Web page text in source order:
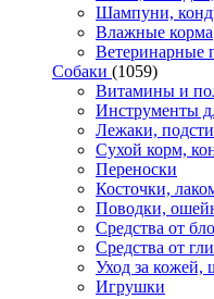
Шампуни,
Влажные корма
Ветеринарные
Собаки (1059)
Витамины и
Инструменты
Лежаки,
Сухой корм,
Переноски
Косточки,
Поводки,
Средства от
Средства от
Уход за кожей,
Игрушки